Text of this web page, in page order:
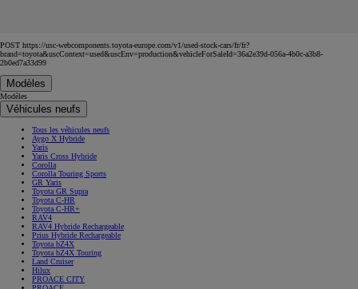
POST https://usc-webcomponents.toyota-europe.com/v1/used-stock-cars/fr/fr?
brand=toyota&uscContext=used&uscEnv=production&vehicleForSaleId=36a2e39d-056a-4b0c-a3b8-
2b0ed7a33d99
Modèles
Modèles
Véhicules neufs
Tous les véhicules neufs
Aygo X Hybride
Yaris
Yaris Cross Hybride
Corolla
Corolla Touring Sports
GR Yaris
Toyota GR Supra
Toyota C-HR
Toyota C-HR+
RAV4
RAV4 Hybride Rechargeable
Prius Hybride Rechargeable
Toyota bZ4X
Toyota bZ4X Touring
Land Cruiser
Hilux
PROACE CITY